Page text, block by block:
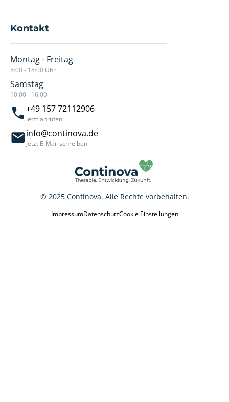
Kontakt
Montag - Freitag
8:00 - 18:00 Uhr
Samstag
10:00 - 16:00
+49 157 72112906
Jetzt anrufen
info@continova.de
Jetzt E-Mail schreiben
© 2025 Continova. Alle Rechte vorbehalten.
ImpressumDatenschutzCookie Einstellungen